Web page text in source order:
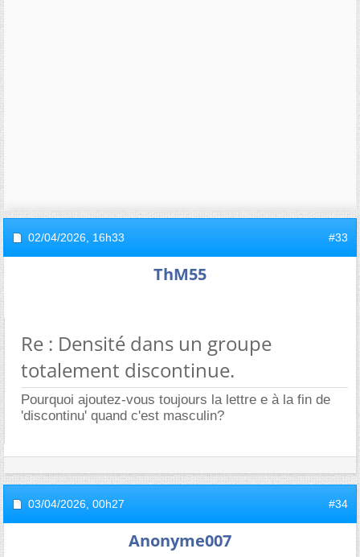
02/04/2026, 16h33 #33
ThM55
Re : Densité dans un groupe
totalement discontinue.
Pourquoi ajoutez-vous toujours la lettre e à la fin de
'discontinu' quand c'est masculin?
03/04/2026, 00h27 #34
Anonyme007